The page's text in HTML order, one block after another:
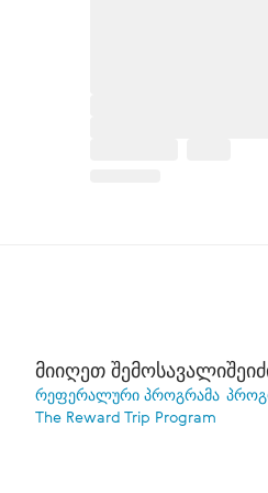
მიიღეთ შემოსავალი
რეფერალური პროგრამა
The Reward Trip Program